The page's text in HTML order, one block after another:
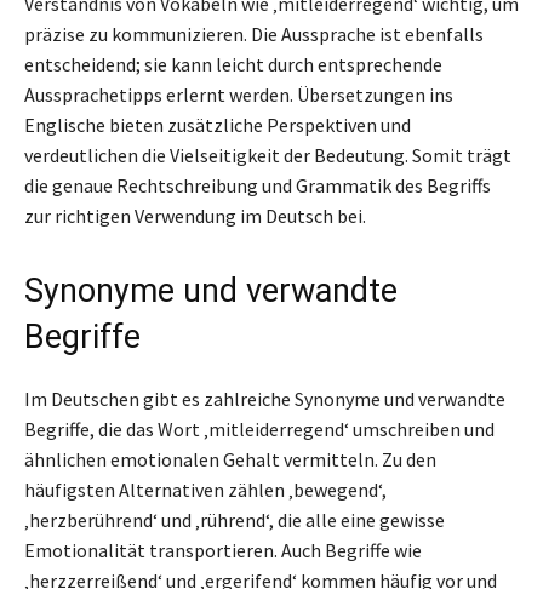
präzise zu kommunizieren. Die Aussprache ist ebenfalls
entscheidend; sie kann leicht durch entsprechende
Aussprachetipps erlernt werden. Übersetzungen ins
Englische bieten zusätzliche Perspektiven und
verdeutlichen die Vielseitigkeit der Bedeutung. Somit trägt
die genaue Rechtschreibung und Grammatik des Begriffs
zur richtigen Verwendung im Deutsch bei.
Synonyme und verwandte
Begriffe
Im Deutschen gibt es zahlreiche Synonyme und verwandte
Begriffe, die das Wort ‚mitleiderregend‘ umschreiben und
ähnlichen emotionalen Gehalt vermitteln. Zu den
häufigsten Alternativen zählen ‚bewegend‘,
‚herzberührend‘ und ‚rührend‘, die alle eine gewisse
Emotionalität transportieren. Auch Begriffe wie
‚herzzerreißend‘ und ‚ergerifend‘ kommen häufig vor und